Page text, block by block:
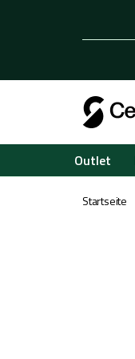
Outlet
Startseite